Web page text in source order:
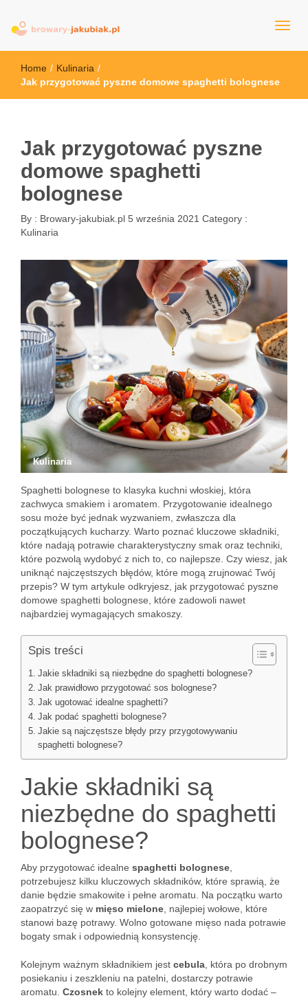
browary-jakubiak.pl
Home / Kulinaria /
Jak przygotować pyszne domowe spaghetti bolognese
Jak przygotować pyszne
domowe spaghetti
bolognese
By : Browary-jakubiak.pl 5 września 2021 Category :
Kulinaria
Kulinaria
Spaghetti bolognese to klasyka kuchni włoskiej, która
zachwyca smakiem i aromatem. Przygotowanie idealnego
sosu może być jednak wyzwaniem, zwłaszcza dla
początkujących kucharzy. Warto poznać kluczowe składniki,
które nadają potrawie charakterystyczny smak oraz techniki,
które pozwolą wydobyć z nich to, co najlepsze. Czy wiesz, jak
uniknąć najczęstszych błędów, które mogą zrujnować Twój
przepis? W tym artykule odkryjesz, jak przygotować pyszne
domowe spaghetti bolognese, które zadowoli nawet
najbardziej wymagających smakoszy.
Spis treści
Jakie składniki są niezbędne do spaghetti bolognese?
Jak prawidłowo przygotować sos bolognese?
Jak ugotować idealne spaghetti?
Jak podać spaghetti bolognese?
Jakie są najczęstsze błędy przy przygotowywaniu
spaghetti bolognese?
Jakie składniki są
niezbędne do spaghetti
bolognese?
Aby przygotować idealne spaghetti bolognese
potrzebujesz kilku kluczowych składników, które sprawią, że
danie będzie smakowite i pełne aromatu. Na początku warto
zaopatrzyć się w mięso mielone , najlepiej wołowe, które
stanowi bazę potrawy. Wolno gotowane mięso nada potrawie
bogaty smak i odpowiednią konsystencję.
Kolejnym ważnym składnikiem jest cebula , która po drobnym
posiekaniu i zeszkleniu na patelni, dostarczy potrawie
aromatu. Czosnek to kolejny element, który warto dodać –